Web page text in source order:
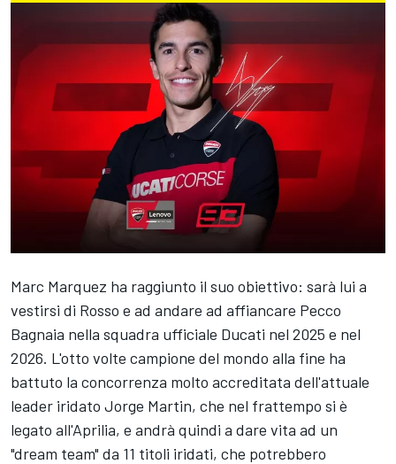
Marc Marquez ha raggiunto il suo obiettivo: sarà lui a
vestirsi di Rosso e ad andare ad affiancare Pecco
Bagnaia nella squadra ufficiale Ducati nel 2025 e nel
2026. L'otto volte campione del mondo alla fine ha
battuto la concorrenza molto accreditata dell'attuale
leader iridato Jorge Martin, che nel frattempo si è
legato all'Aprilia, e andrà quindi a dare vita ad un
"dream team" da 11 titoli iridati, che potrebbero